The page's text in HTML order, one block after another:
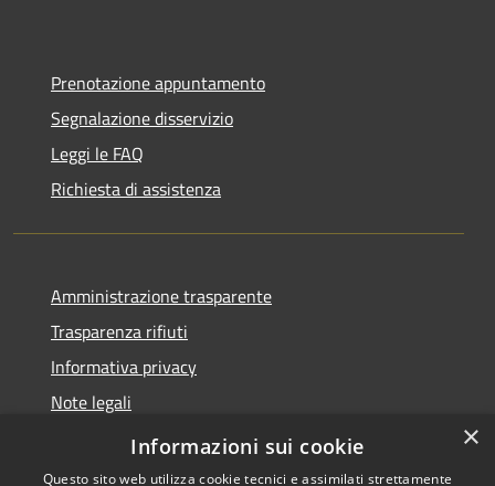
Prenotazione appuntamento
Segnalazione disservizio
Leggi le FAQ
Richiesta di assistenza
Amministrazione trasparente
Trasparenza rifiuti
Informativa privacy
Note legali
Dichiarazione di accessibilità
×
Informazioni sui cookie
Questo sito web utilizza cookie tecnici e assimilati strettamente